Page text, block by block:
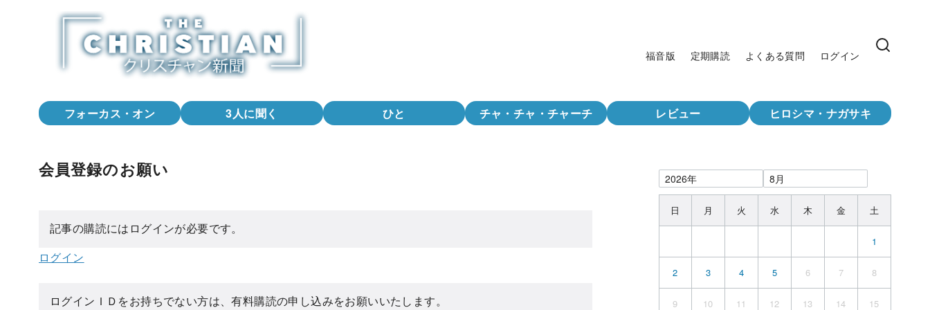
福音版 定期購読 よくある質問 ログイン
フォーカス・オン 3人に聞く ひと チャ・チャ・チャーチ レビュー ヒロシマ・ナガサキ
会員登録のお願い
記事の購読にはログインが必要です。
ログイン
ログインＩＤをお持ちでない方は、有料購読の申し込みをお願いいたします。
日 月 火 水 木 金 土
1
2 3 4 5 6 7 8
9 10 11 12 13 14 15